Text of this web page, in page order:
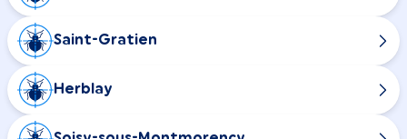
Saint-Gratien
Herblay